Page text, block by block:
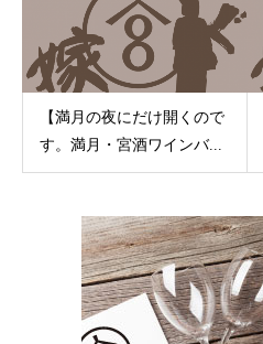
【満月の夜にだけ開くので
す。満月・宮酒ワインバ...